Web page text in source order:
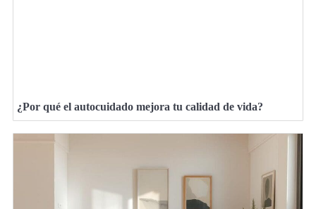
¿Por qué el autocuidado mejora tu calidad de vida?